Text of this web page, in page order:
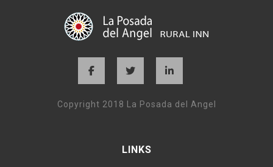
Copyright 2018 La Posada del Angel
LINKS